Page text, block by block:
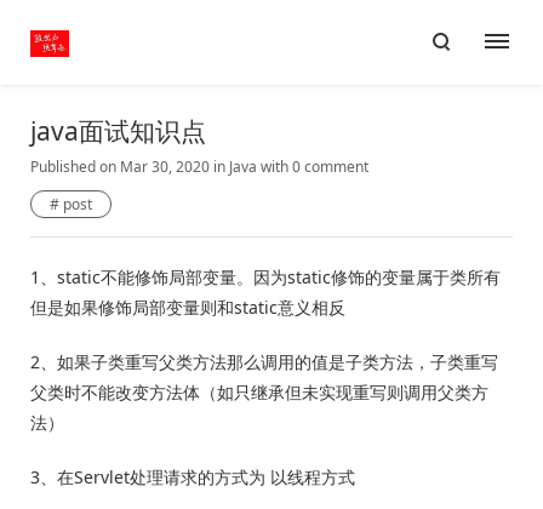
java面试知识点
Published on Mar 30, 2020 in Java with0 comment
post
1、static不能修饰局部变量。因为static修饰的变量属于类所有
但是如果修饰局部变量则和static意义相反
2、如果子类重写父类方法那么调用的值是子类方法，子类重写
父类时不能改变方法体（如只继承但未实现重写则调用父类方
法）
3、在Servlet处理请求的方式为 以线程方式